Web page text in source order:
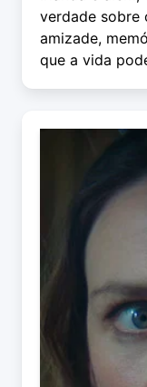
verdade sobre
amizade,
que a vida